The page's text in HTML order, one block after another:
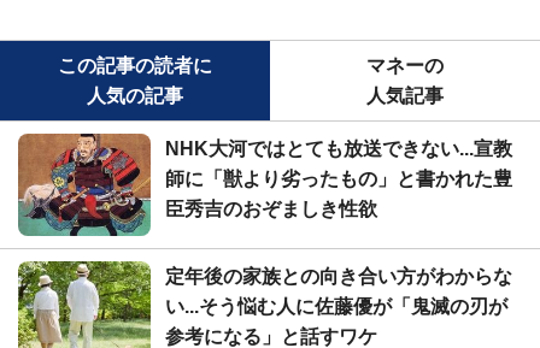
この記事の読者に
人気の記事
マネーの
人気記事
NHK大河ではとても放送できない...宣教
師に「獣より劣ったもの」と書かれた豊
臣秀吉のおぞましき性欲
定年後の家族との向き合い方がわからな
い...そう悩む人に佐藤優が「鬼滅の刃が
参考になる」と話すワケ